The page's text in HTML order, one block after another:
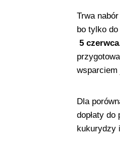
Trwa
bo tylko do
5 czerwca
wsparciem
​Dla
dopłaty
kukurydzy